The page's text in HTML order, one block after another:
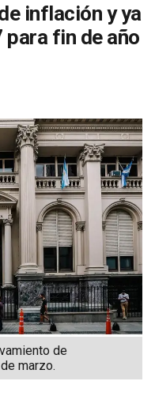
inflación y ya
para fin de año
de
marzo.